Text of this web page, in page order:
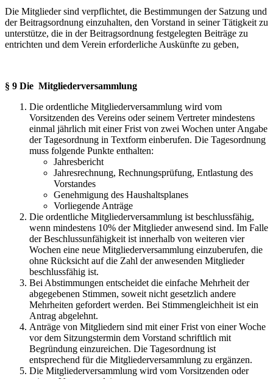
Die Mitglieder sind verpflichtet, die Bestimmungen der Satzung und
der Beitragsordnung einzuhalten, den Vorstand in seiner Tätigkeit zu
unterstütze, die in der Beitragsordnung festgelegten Beiträge zu
entrichten und dem Verein erforderliche Auskünfte zu geben,
§ 9 Die Mitgliederversammlung
Die ordentliche Mitgliederversammlung wird vom
Vorsitzenden des Vereins oder seinem Vertreter mindestens
einmal jährlich mit einer Frist von zwei Wochen unter Angabe
der Tagesordnung in Textform einberufen. Die Tagesordnung
muss folgende Punkte enthalten:
Jahresbericht
Jahresrechnung, Rechnungsprüfung, Entlastung des
Vorstandes
Genehmigung des Haushaltsplanes
Vorliegende Anträge
Die ordentliche Mitgliederversammlung ist beschlussfähig,
wenn mindestens 10% der Mitglieder anwesend sind. Im Falle
der Beschlussunfähigkeit ist innerhalb von weiteren vier
Wochen eine neue Mitgliederversammlung einzuberufen, die
ohne Rücksicht auf die Zahl der anwesenden Mitglieder
beschlussfähig ist.
Bei Abstimmungen entscheidet die einfache Mehrheit der
abgegebenen Stimmen, soweit nicht gesetzlich andere
Mehrheiten gefordert werden. Bei Stimmengleichheit ist ein
Antrag abgelehnt.
Anträge von Mitgliedern sind mit einer Frist von einer Woche
vor dem Sitzungstermin dem Vorstand schriftlich mit
Begründung einzureichen. Die Tagesordnung ist
entsprechend für die Mitgliederversammlung zu ergänzen.
Die Mitgliederversammlung wird vom Vorsitzenden oder